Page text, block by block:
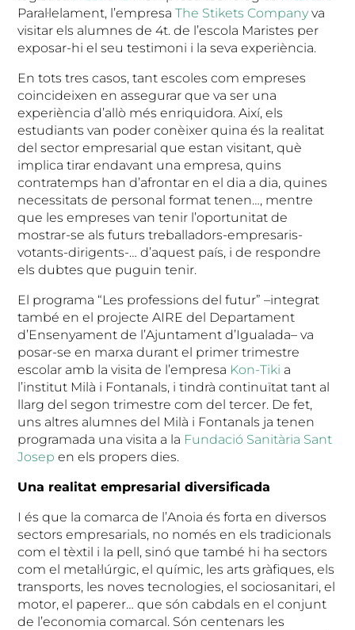
Paral·lelament, l’empresaThe Stikets Companyva
visitar els alumnes de 4t. de l’escola Maristes per
exposar-hi el seu testimoni i la seva experiència.
En tots tres casos, tant escoles com empreses
coincideixen en assegurar que va ser una
experiència d’allò més enriquidora. Així, els
estudiants van poder conèixer quina és la realitat
del sector empresarial que estan visitant, què
implica tirar endavant una empresa, quins
contratemps han d’afrontar en el dia a dia, quines
necessitats de personal format tenen…, mentre
que les empreses van tenir l’oportunitat de
mostrar-se als futurs treballadors-empresaris-
votants-dirigents-… d’aquest país, i de respondre
els dubtes que puguin tenir.
El programa “Les professions del futur” –integrat
també en el projecte AIRE del Departament
d’Ensenyament de l’Ajuntament d’Igualada– va
posar-se en marxa durant el primer trimestre
escolar amb la visita de l’empresa Kon-Tiki a
l’institut Milà i Fontanals, i tindrà continuïtat tant al
llarg del segon trimestre com del tercer. De fet,
uns altres alumnes del Milà i Fontanals ja tenen
programada una visita a la Fundació Sanitària Sant
Josep en els propers dies.
Una realitat empresarial diversificada
I és que la comarca de l’Anoia és forta en diversos
sectors empresarials, no només en els tradicionals
com el tèxtil i la pell, sinó que també hi ha sectors
com el metal·lúrgic, el químic, les arts gràfiques, els
transports, les noves tecnologies, el sociosanitari, el
motor, el paperer… que són cabdals en el conjunt
de l’economia comarcal. Són centenars les